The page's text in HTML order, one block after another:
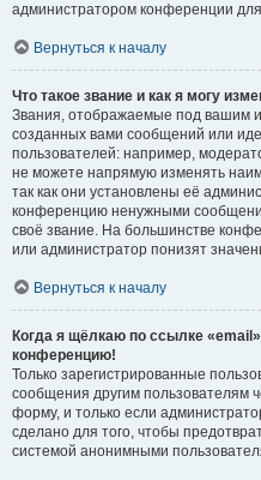
администратором конференции
Вернуться к началу
Что такое звание и как я могу
Звания, отображаемые под вашим
созданных вами сообщений или
пользователей: например,
не можете напрямую изменять
так как они установлены её
конференцию ненужными
своё звание. На большинстве
или администратор понизят
Вернуться к началу
Когда я щёлкаю по ссылке
конференцию!
Только зарегистрированные
сообщения другим пользователям
форму, и только если
сделано для того, чтобы
системой анонимными